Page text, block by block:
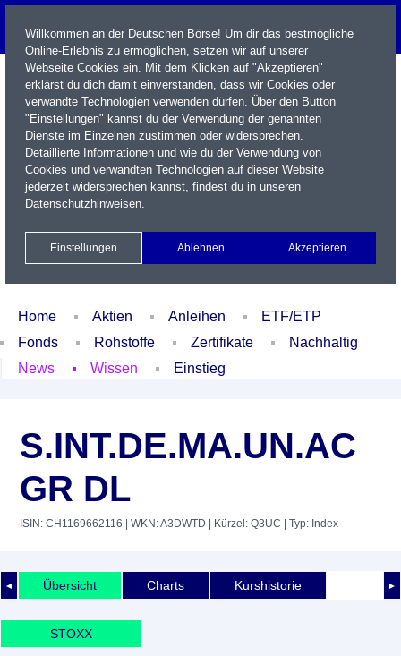
Name / WKN / ISIN / Kürzel
Xetra Realtime
Watchlist Portfolio Login
Home Aktien Anleihen
ETF/ETP
Fonds
Rohstoffe Zertifikate
Nachhaltig
News
Wissen Einstieg
S.INT.DE.MA.UN.AC
GR DL
ISIN: CH1169662116 | WKN: A3DWTD | Kürzel: Q3UC | Typ: Index
◄ ►
Übersicht Charts Kurshistorie
STOXX
Willkommen an der Deutschen Börse! Um dir das bestmögliche
Online-Erlebnis zu ermöglichen, setzen wir auf unserer
Webseite Cookies ein. Mit dem Klicken auf "Akzeptieren"
erklärst du dich damit einverstanden, dass wir Cookies oder
verwandte Technologien verwenden dürfen. Über den Button
"Einstellungen" kannst du der Verwendung der genannten
Dienste im Einzelnen zustimmen oder widersprechen.
Detaillierte Informationen und wie du der Verwendung von
Cookies und verwandten Technologien auf dieser Website
jederzeit widersprechen kannst, findest du in unseren
Datenschutzhinweisen.
Einstellungen Ablehnen Akzeptieren